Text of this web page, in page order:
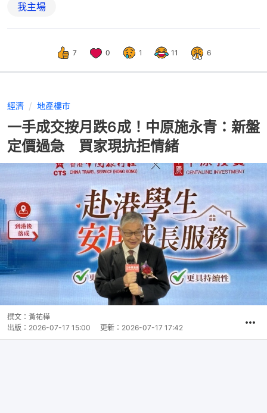
我主場
7 0 1 11 6
經濟 地產樓市
一手成交按月跌6成！中原施永青：新盤
定價過急 買家現抗拒情緒
撰文： 黃祐樺
出版： 2026-07-17 15:00 更新： 2026-07-17 17:42